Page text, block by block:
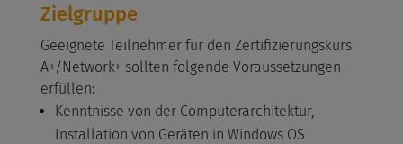
Zielgruppe
Geeignete Teilnehmer für den Zertifizierungskurs
A+/Network+ sollten folgende Voraussetzungen
erfüllen:
Kenntnisse von der Computerarchitektur,
Installation von Geräten in Windows OS